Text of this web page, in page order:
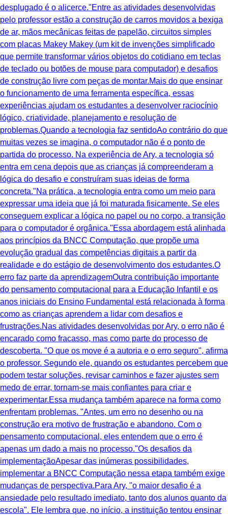
desplugado é o alicerce."Entre as atividades desenvolvidas
pelo professor estão a construção de carros movidos a bexiga
de ar, mãos mecânicas feitas de papelão, circuitos simples
com placas Makey Makey (um kit de invenções simplificado
que permite transformar vários objetos do cotidiano em teclas
de teclado ou botões de mouse para computador) e desafios
de construção livre com peças de montar.Mais do que ensinar
o funcionamento de uma ferramenta específica, essas
experiências ajudam os estudantes a desenvolver raciocínio
lógico, criatividade, planejamento e resolução de
problemas.Quando a tecnologia faz sentidoAo contrário do que
muitas vezes se imagina, o computador não é o ponto de
partida do processo. Na experiência de Ary, a tecnologia só
entra em cena depois que as crianças já compreenderam a
lógica do desafio e construíram suas ideias de forma
concreta."Na prática, a tecnologia entra como um meio para
expressar uma ideia que já foi maturada fisicamente. Se eles
conseguem explicar a lógica no papel ou no corpo, a transição
para o computador é orgânica."Essa abordagem está alinhada
aos princípios da BNCC Computação, que propõe uma
evolução gradual das competências digitais a partir da
realidade e do estágio de desenvolvimento dos estudantes.O
erro faz parte da aprendizagemOutra contribuição importante
do pensamento computacional para a Educação Infantil e os
anos iniciais do Ensino Fundamental está relacionada à forma
como as crianças aprendem a lidar com desafios e
frustrações.Nas atividades desenvolvidas por Ary, o erro não é
encarado como fracasso, mas como parte do processo de
descoberta. "O que os move é a autoria e o erro seguro", afirma
o professor. Segundo ele, quando os estudantes percebem que
podem testar soluções, revisar caminhos e fazer ajustes sem
medo de errar, tornam-se mais confiantes para criar e
experimentar.Essa mudança também aparece na forma como
enfrentam problemas. "Antes, um erro no desenho ou na
construção era motivo de frustração e abandono. Com o
pensamento computacional, eles entendem que o erro é
apenas um dado a mais no processo."Os desafios da
implementaçãoApesar das inúmeras possibilidades,
implementar a BNCC Computação nessa etapa também exige
mudanças de perspectiva.Para Ary, "o maior desafio é a
ansiedade pelo resultado imediato, tanto dos alunos quanto da
escola". Ele lembra que, no início, a instituição tentou ensinar